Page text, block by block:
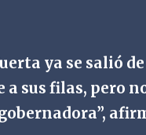
ya se salió
sus filas, pero